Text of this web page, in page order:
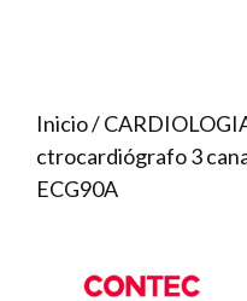
Inicio/
ctrocardiógrafo 3
ECG90A